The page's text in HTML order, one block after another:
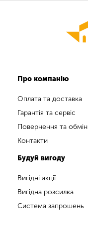
Про компанію
Оплата та доставка
Гарантія та сервіс
Повернення та обмін
Контакти
Будуй вигоду
Вигідні акції
Вигідна розсилка
Система запрошень